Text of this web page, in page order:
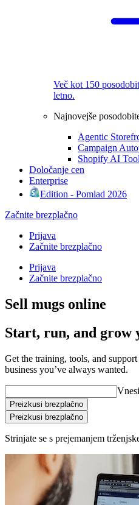
Več kot 150
letno.
Najnovejše
Agentic
Campaign
Shopify AI
Določanje cen
Enterprise
Edition - Pomlad 2026
Začnite brezplačno
Prijava
Začnite brezplačno
Prijava
Začnite brezplačno
Sell mugs online
Start, run, and grow
Get the training, tools, and
business you’ve always wanted.
Preizkusi brezplačno
Preizkusi brezplačno
Strinjate se s prejemanjem